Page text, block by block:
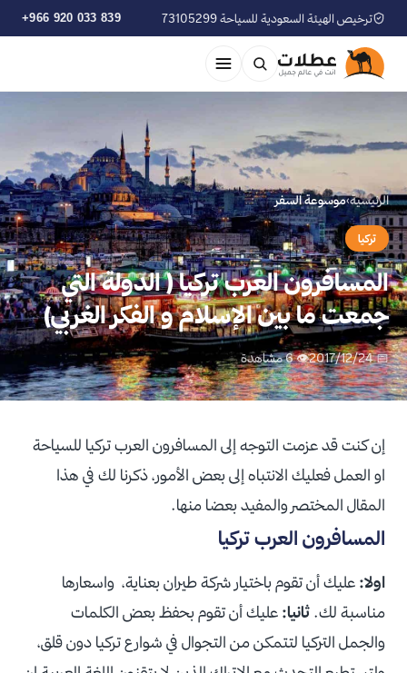
ترخيص الهيئة السعودية للسياحة 73105299 +966 920 033 839
الرئيسية›موسوعة السفر
تركيا
المسافرون العرب تركيا ( الدولة التي
جمعت ما بين الإسلام و الفكر الغربي)
📅 2017/12/24 👁 6 مشاهدة
إن كنت قد عزمت التوجه إلى المسافرون العرب تركيا للسياحة
او العمل فعليك الانتباه إلى بعض الأمور، ذكرنا لك في هذا
المقال المختصر والمفيد بعضا منها.
المسافرون العرب تركيا
اولا: عليك أن تقوم باختيار شركة طيران بعناية، واسعارها
مناسبة لك. ثانيا: عليك أن تقوم بحفظ بعض الكلمات
والجمل التركيا لتتمكن من التجوال في شوارع تركيا دون قلق،